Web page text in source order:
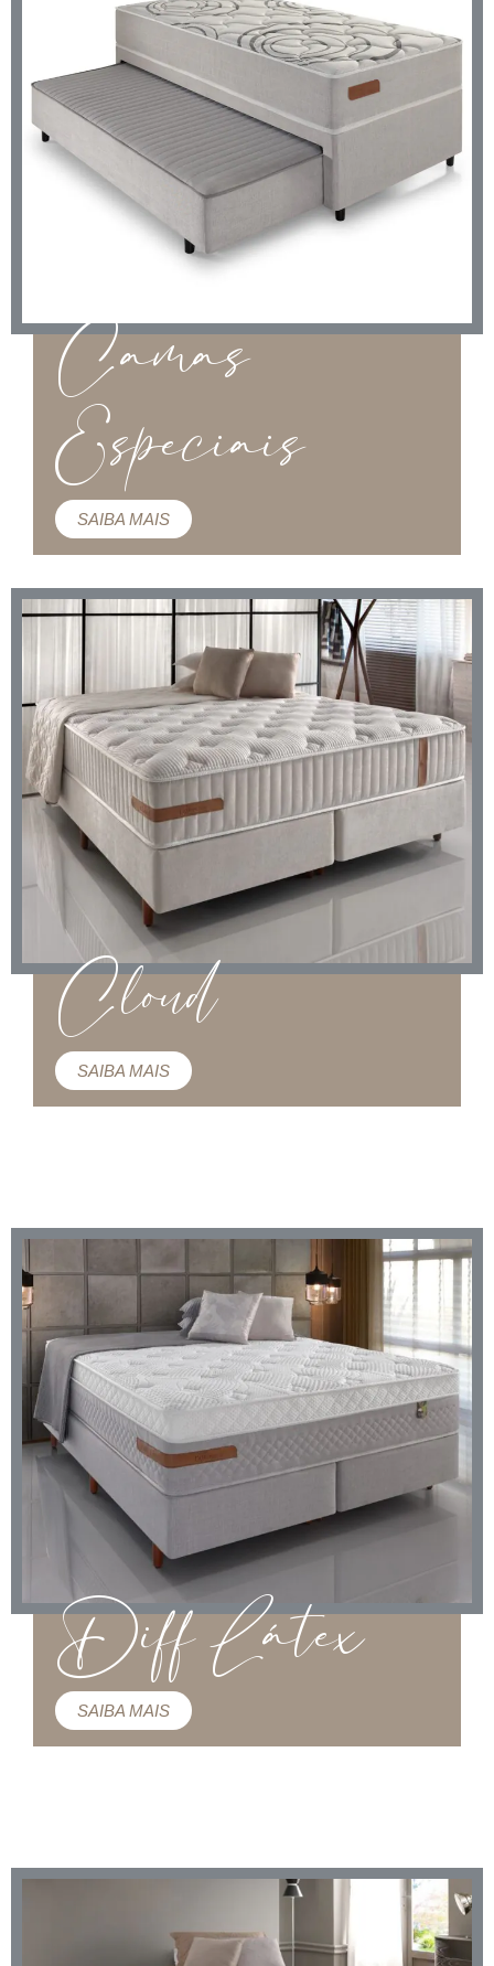
Camas
Especiais
SAIBA MAIS
Cloud
SAIBA MAIS
Diff Látex
SAIBA MAIS